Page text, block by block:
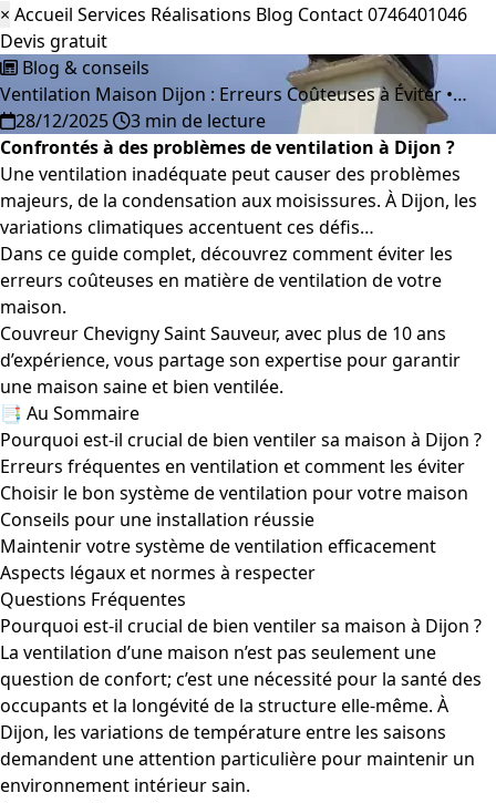
× Accueil Services Réalisations Blog Contact0746401046
Devis gratuit
Blog & conseils
Ventilation Maison Dijon : Erreurs Coûteuses à Éviter •…
28/12/2025
3 min de lecture
Confrontés à des problèmes de ventilation à Dijon ?
Une ventilation inadéquate peut causer des problèmes
majeurs, de la condensation aux moisissures. À Dijon, les
variations climatiques accentuent ces défis…
Dans ce guide complet, découvrez comment éviter les
erreurs coûteuses en matière de ventilation de votre
maison.
Couvreur Chevigny Saint Sauveur, avec plus de 10 ans
d’expérience, vous partage son expertise pour garantir
une maison saine et bien ventilée.
📑 Au Sommaire
Pourquoi est-il crucial de bien ventiler sa maison à Dijon ?
Erreurs fréquentes en ventilation et comment les éviter
Choisir le bon système de ventilation pour votre maison
Conseils pour une installation réussie
Maintenir votre système de ventilation efficacement
Aspects légaux et normes à respecter
Questions Fréquentes
Pourquoi est-il crucial de bien ventiler sa maison à Dijon ?
La ventilation d’une maison n’est pas seulement une
question de confort; c’est une nécessité pour la santé des
occupants et la longévité de la structure elle-même. À
Dijon, les variations de température entre les saisons
demandent une attention particulière pour maintenir un
environnement intérieur sain.